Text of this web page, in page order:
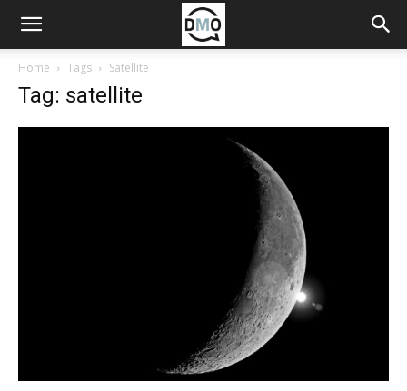
Home Tags Satellite
Tag: satellite